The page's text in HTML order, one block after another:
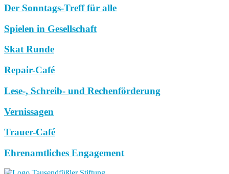
Der Sonntags-Treff für alle
Spielen in Gesellschaft
Skat Runde
Repair-Café
Lese-, Schreib- und Rechenförderung
Vernissagen
Trauer-Café
Ehrenamtliches Engagement